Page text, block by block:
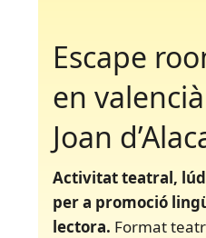
Escape
en
Joan
Activitat teatral,
per a promoció
lectora. Format